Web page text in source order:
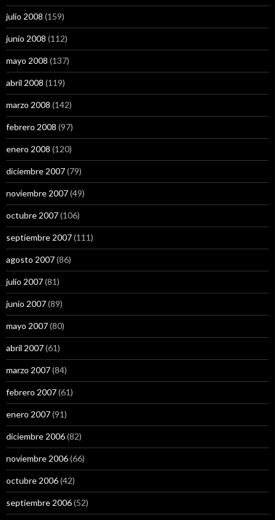
julio 2008 (159)
junio 2008 (112)
mayo 2008 (137)
abril 2008 (119)
marzo 2008 (142)
febrero 2008 (97)
enero 2008 (120)
diciembre 2007(79)
noviembre 2007(49)
octubre 2007(106)
septiembre 2007(111)
agosto 2007(86)
julio 2007(81)
junio 2007(89)
mayo 2007(80)
abril 2007(61)
marzo 2007(84)
febrero 2007(61)
enero 2007(91)
diciembre 2006(82)
noviembre 2006(66)
octubre 2006(42)
septiembre 2006(52)